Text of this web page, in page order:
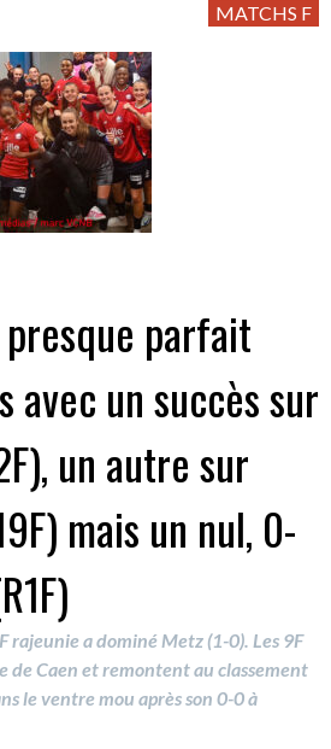
MATCHS F
presque parfait
avec un succès sur
un autre sur
mais un nul, 0-
rajeunie a dominé Metz (1-0). Les 9F
de Caen et remontent au classement
le ventre mou après son 0-0 à